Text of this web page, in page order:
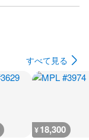
すべて見る
¥18,300